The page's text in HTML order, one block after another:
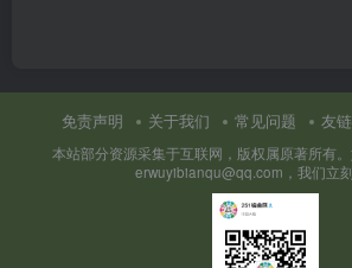
免责声明 关于我们 常见问题 友
本站部分资源采集于互联网，版权属原著所有
erwuyibianqu@qq.com，我们立刻